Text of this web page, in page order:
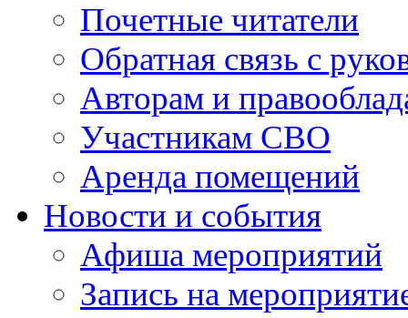
Почетные читатели
Обратная связь с
Авторам и
Участникам СВО
Аренда помещений
Новости и события
Афиша мероприятий
Запись на